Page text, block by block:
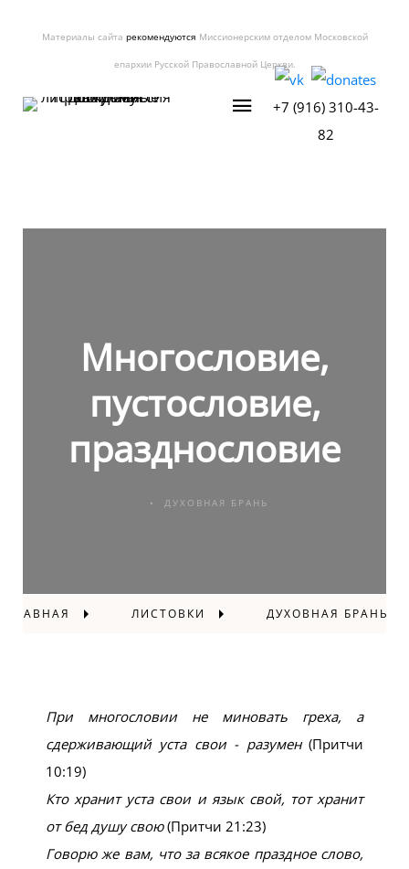
Материалы сайта рекомендуются Миссионерским отделом Московской
епархии Русской Православной Церкви.
+7 (916) 310-43-
82
Многословие,
пустословие,
празднословие
ДУХОВНАЯ БРАНЬ
ГЛАВНАЯ ЛИСТОВКИ ДУХОВНАЯ БРАНЬ
При многословии не миновать греха, а
сдерживающий уста свои - разумен(Притчи
10:19)
Кто хранит уста свои и язык свой, тот хранит
от бед душу свою(Притчи 21:23)
Говорю же вам, что за всякое праздное слово,